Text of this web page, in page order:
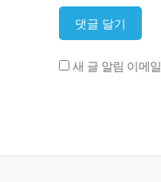
새 글 알림 이메